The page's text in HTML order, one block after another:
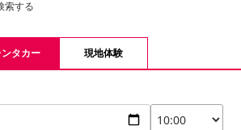
索する
ンタカー 現地体験